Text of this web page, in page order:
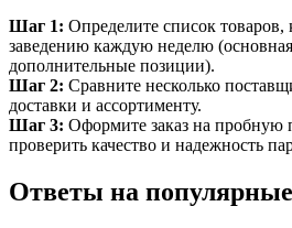
Шаг 1: Определите список
заведению каждую неделю
дополнительные позиции).
Шаг 2: Сравните несколько
доставки и ассортименту.
Шаг 3: Оформите заказ на пробную
проверить качество и надежность
Ответы на